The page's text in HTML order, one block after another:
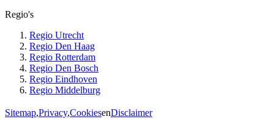
Regio's
Regio Utrecht
Regio Den Haag
Regio Rotterdam
Regio Den Bosch
Regio Eindhoven
Regio Middelburg
Sitemap,Privacy,CookiesenDisclaimer